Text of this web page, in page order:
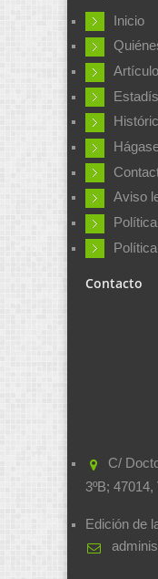
Inicio
Aviso
Contacto
C/
3ºB; 47014,
Edición de